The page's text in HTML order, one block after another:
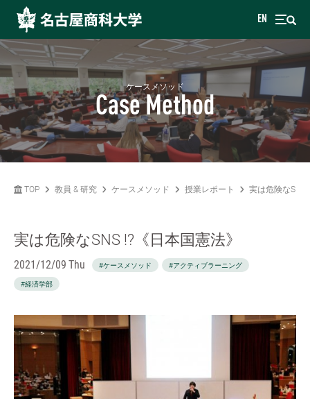
EN
ケースメソッド
Case Method
TOP 教員 & 研究 ケースメソッド 授業レポート 実は危険なSNS
実は危険なSNS !?《日本国憲法》
2021/12/09 Thu #ケースメソッド #アクティブラーニング
#経済学部